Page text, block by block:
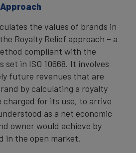
the values of brands in
Royalty Relief approach – a
compliant with the
in ISO 10668. It involves
future revenues that are
by calculating a royalty
for its use, to arrive
as a net economic
owner would achieve by
in the open market.